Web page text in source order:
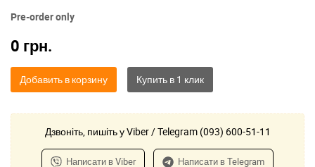
Pre-order only
0 грн.
Добавить в корзину
Дзвоніть, пишіть у Viber / Telegram (093) 600-51-11
Написати в Viber Написати в Telegram